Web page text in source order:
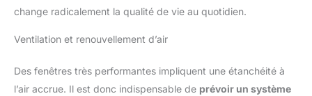
change radicalement la qualité de vie au quotidien.
Ventilation et renouvellement d’air
Des fenêtres très performantes impliquent une étanchéité à
l’air accrue. Il est donc indispensable de prévoir un système